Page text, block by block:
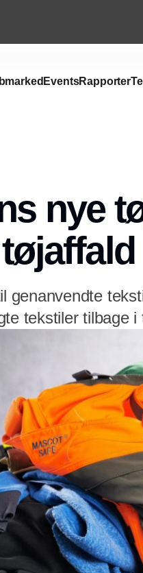
EventsRapporter
nye
genanvendte
tekstiler tilbage